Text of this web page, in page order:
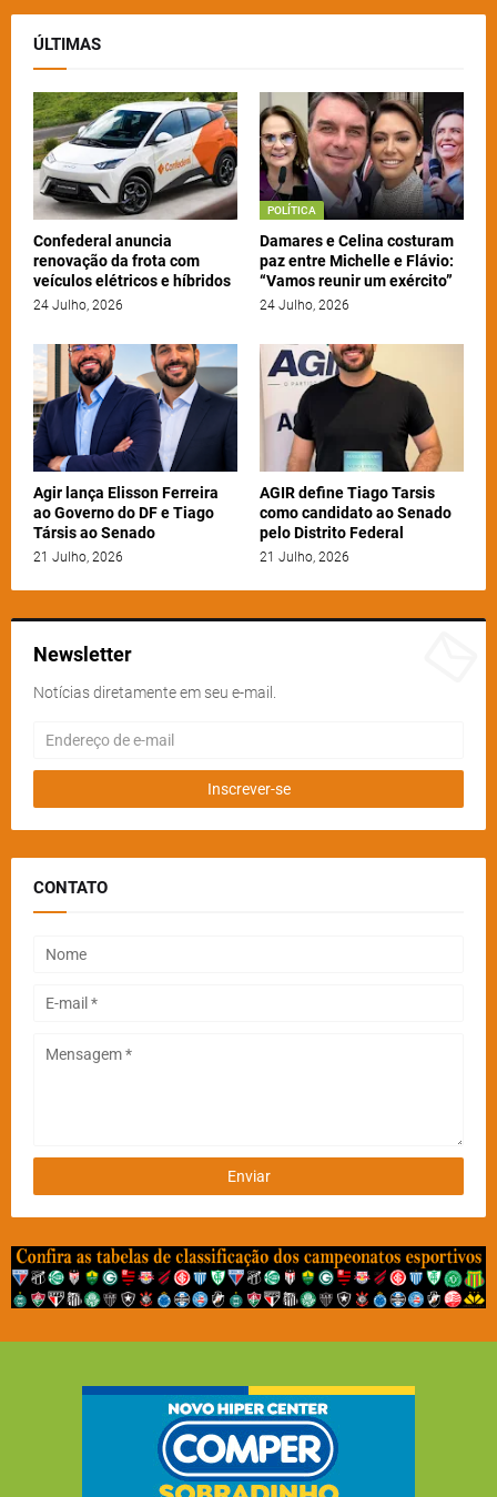
ÚLTIMAS
Confederal anuncia
renovação da frota com
veículos elétricos e híbridos
24 Julho, 2026
POLÍTICA
Damares e Celina costuram
paz entre Michelle e Flávio:
“Vamos reunir um exército”
24 Julho, 2026
Agir lança Elisson Ferreira
ao Governo do DF e Tiago
Társis ao Senado
21 Julho, 2026
AGIR define Tiago Tarsis
como candidato ao Senado
pelo Distrito Federal
21 Julho, 2026
Newsletter
Notícias diretamente em seu e-mail.
CONTATO